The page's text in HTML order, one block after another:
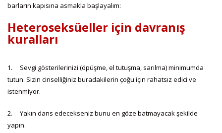
barların kapısına asmakla başlayalım:
Heteroseksüeller için davranış
kuralları
1. Sevgi gösterilerinizi (öpüşme, el tutuşma, sarılma) minimumda
tutun. Sizin cinselliğiniz buradakilerin çoğu için rahatsız edici ve
istenmiyor.
2. Yakın dans edecekseniz bunu en göze batmayacak şekilde
yapın.